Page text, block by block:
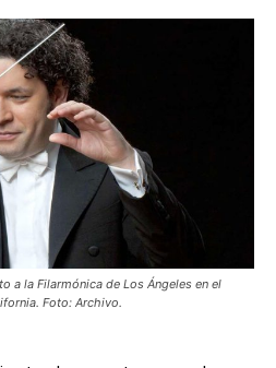
a la Filarmónica de Los Ángeles en el
Foto: Archivo.